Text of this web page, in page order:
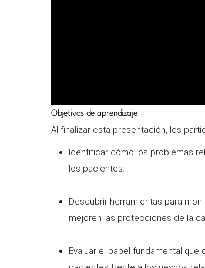
Objetivos de aprendizaje
Al finalizar esta presentación, los
Identificar cómo los problemas
los pacientes.
Descubrir herramientas para
mejoren las protecciones de la
Evaluar el papel fundamental